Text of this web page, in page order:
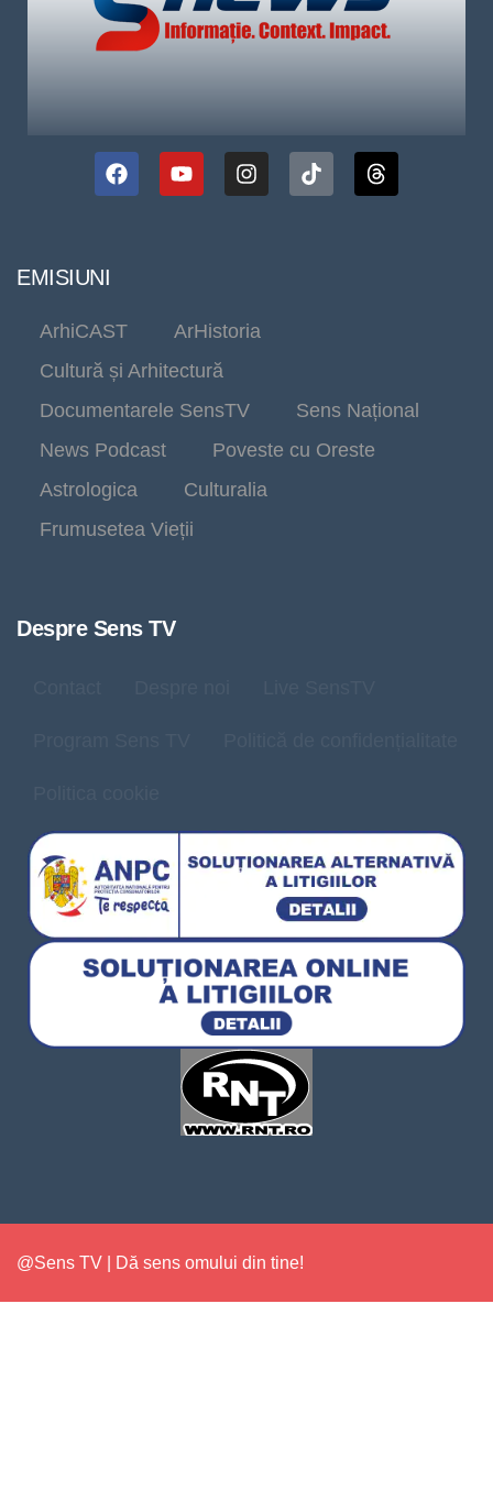
EMISIUNI
ArhiCAST
ArHistoria
Cultură și Arhitectură
Documentarele SensTV
Sens Național
News Podcast
Poveste cu Oreste
Astrologica
Culturalia
Frumusetea Vieții
Despre Sens TV
@Sens TV | Dă sens omului din tine!